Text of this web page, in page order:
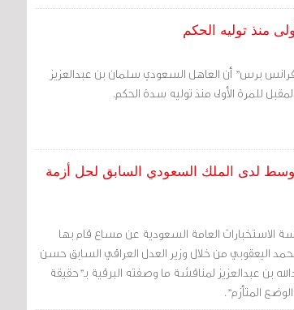
منذ توليه الحكم
برس" أن العاهل السعودي سلمان بن عبدالعزيز
للمرة الأولى منذ توليه سدة الحكم.
لدى الملك السعودي السابق لحل أزمة
الاستخبارات العامة السعودية عن مساع قام بها
اليعقوبي من خلال وزير العدل العراقي السابق حسن
بن عبدالعزيز لمناقشة ما وصفته البرقية بـ"حقيقة
المتأزم".